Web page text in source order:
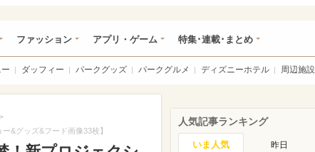
ファッション アプリ・ゲーム 特集･連載･まとめ
ダッフィー パークグッズ パークグルメ ディズニーホテル 周辺施設
&グッズ&フード画像33枚】
人気記事ランキング
いま人気 昨日